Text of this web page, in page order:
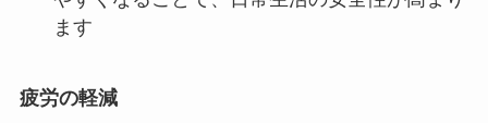
ます
疲労の軽減